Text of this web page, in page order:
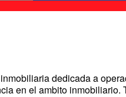
dedicada a
en el ambito